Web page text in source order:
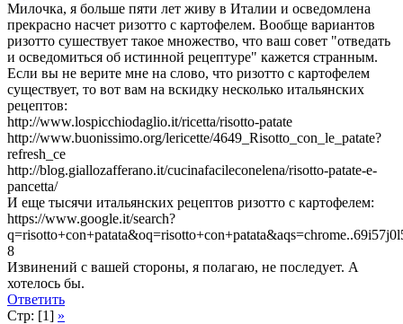
Милочка, я больше пяти лет живу в Италии и осведомлена
прекрасно насчет ризотто с картофелем. Вообще вариантов
ризотто сушествует такое множество, что ваш совет "отведать
и осведомиться об истинной рецептуре" кажется странным.
Если вы не верите мне на слово, что ризотто с картофелем
существует, то вот вам на вскидку несколько итальянских
рецептов:
http://www.lospicchiodaglio.it/ricetta/risotto-patate
http://www.buonissimo.org/lericette/4649_Risotto_con_le_patate?
refresh_ce
http://blog.giallozafferano.it/cucinafacileconelena/risotto-patate-e-
pancetta/
И еще тысячи итальянских рецептов ризотто с картофелем:
https://www.google.it/search?
8
Извинений с вашей стороны, я полагаю, не последует. А
хотелось бы.
Ответить
Стр: [1] »